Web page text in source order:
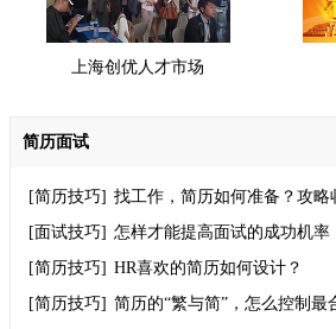
上海创优人才市场
简历面试
[简历技巧] 找工作，简历如何准备？攻略
[面试技巧] 怎样才能提高面试的成功机率
[简历技巧] HR喜欢的简历如何设计？
[简历技巧] 简历的“繁与简”，怎么控制最